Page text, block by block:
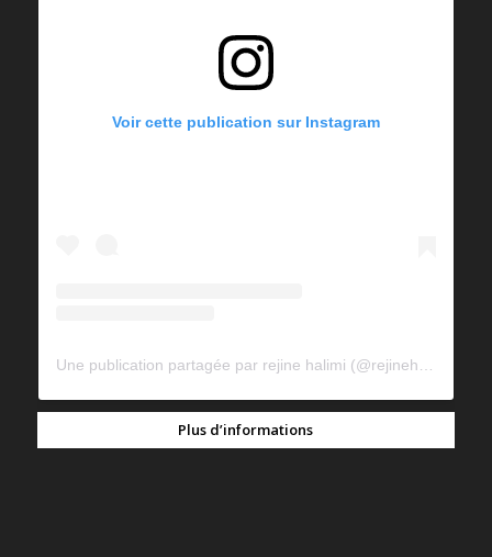
Voir cette publication sur Instagram
Plus d’informations